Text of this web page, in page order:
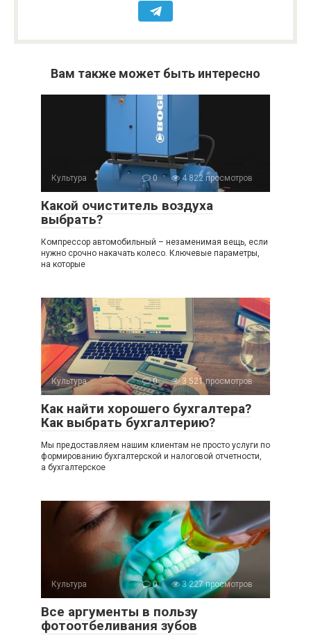
Вам также может быть интересно
Культура 0 4 822 просмотров
Какой очиститель воздуха
выбрать?
Компрессор автомобильный – незаменимая вещь, если
нужно срочно накачать колесо. Ключевые параметры,
на которые
Культура 0 3 521 просмотров
Как найти хорошего бухгалтера?
Как выбрать бухгалтерию?
Мы предоставляем нашим клиентам не просто услуги по
формированию бухгалтерской и налоговой отчетности,
а бухгалтерское
Культура 0 3 227 просмотров
Все аргументы в пользу
фотоотбеливания зубов